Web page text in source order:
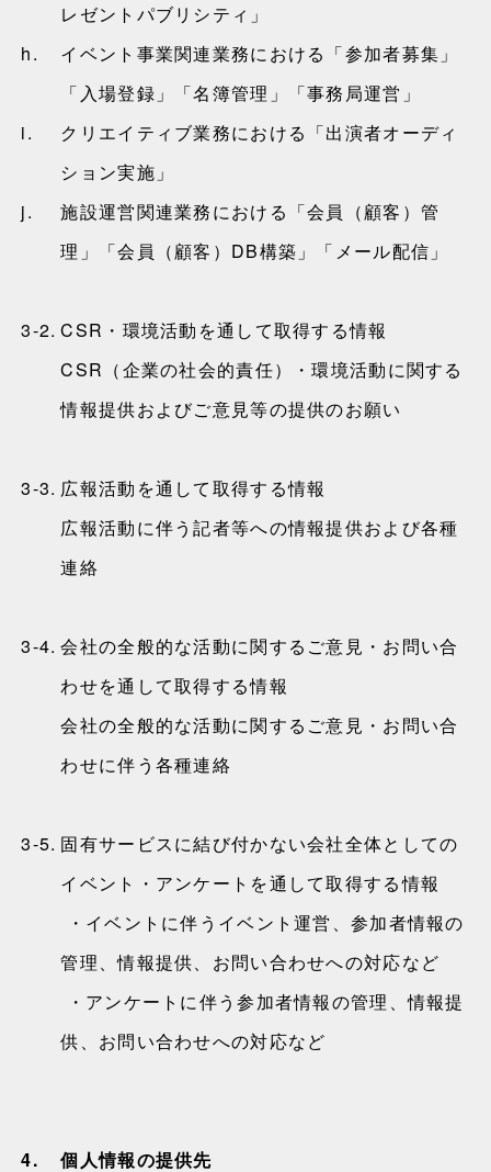
レゼントパブリシティ」
h.
イベント事業関連業務における「参加者募集」
「入場登録」「名簿管理」「事務局運営」
i.
クリエイティブ業務における「出演者オーディ
ション実施」
j.
施設運営関連業務における「会員（顧客）管
理」「会員（顧客）DB構築」「メール配信」
3-2. CSR・環境活動を通して取得する情報
CSR（企業の社会的責任）・環境活動に関する
情報提供およびご意見等の提供のお願い
3-3. 広報活動を通して取得する情報
広報活動に伴う記者等への情報提供および各種
連絡
3-4. 会社の全般的な活動に関するご意見・お問い合
わせを通して取得する情報
会社の全般的な活動に関するご意見・お問い合
わせに伴う各種連絡
3-5. 固有サービスに結び付かない会社全体としての
イベント・アンケートを通して取得する情報
・イベントに伴うイベント運営、参加者情報の
管理、情報提供、お問い合わせへの対応など
・アンケートに伴う参加者情報の管理、情報提
供、お問い合わせへの対応など
4.
個人情報の提供先